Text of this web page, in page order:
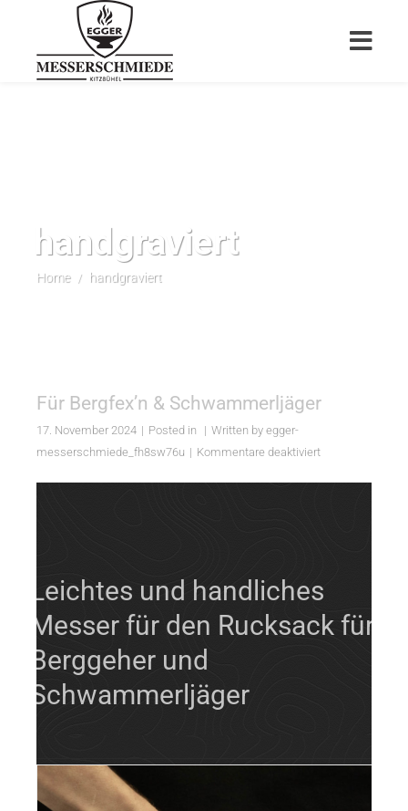
handgraviert
Home / handgraviert
Für Bergfex’n & Schwammerljäger
17. November 2024 Posted in Written by egger-
messerschmiede_fh8sw76u
Kommentare deaktiviertfür
Leichtes und handliches
Messer für den Rucksack für
Berggeher und
Schwammerljäger